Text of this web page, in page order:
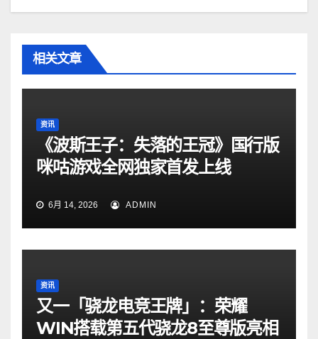
相关文章
资讯
《波斯王子：失落的王冠》国行版
咪咕游戏全网独家首发上线
6月 14, 2026 ADMIN
资讯
又一「骁龙电竞王牌」：荣耀
WIN搭载第五代骁龙8至尊版亮相